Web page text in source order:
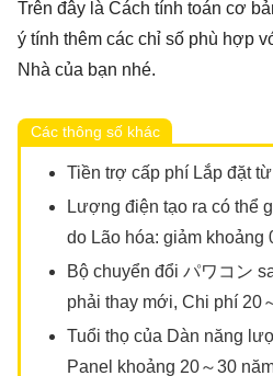
Trên đây là Cách tính toán cơ
ý tính thêm các chỉ số phù hợp
Nhà của bạn nhé.
Các thông số khác
Tiền trợ cấp phí Lắp đặt
Lượng điện tạo ra có thể
do Lão hóa: giảm khoảng
Bộ chuyển đổi パワコン
phải thay mới, Chi phí 20
Tuổi thọ của Dàn năng
Panel khoảng 20～30